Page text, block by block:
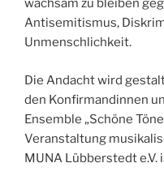
wachsam zu bleiben
Antisemitismus,
Unmenschlichkeit.
Die Andacht wird
den Konfirmandinnen
Ensemble „Schöne
Veranstaltung
MUNA Lübberstedt